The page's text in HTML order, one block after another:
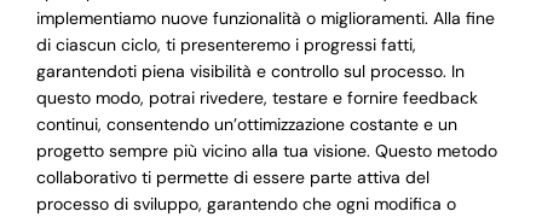
implementiamo nuove funzionalità o miglioramenti. Alla fine
di ciascun ciclo, ti presenteremo i progressi fatti,
garantendoti piena visibilità e controllo sul processo. In
questo modo, potrai rivedere, testare e fornire feedback
continui, consentendo un’ottimizzazione costante e un
progetto sempre più vicino alla tua visione. Questo metodo
collaborativo ti permette di essere parte attiva del
processo di sviluppo, garantendo che ogni modifica o